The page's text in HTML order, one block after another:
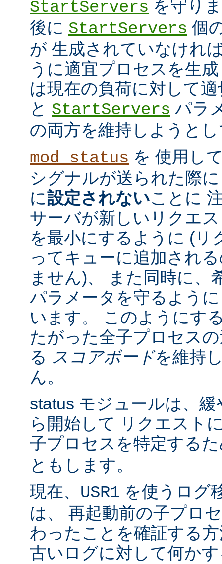
StartServers を守り
後に StartServers 個
が 生成されていなけれ
うに適宜プロセスを生
は現在の負荷に対して
と StartServers パラ
の両方を維持しようと
mod_status を 使用し
シグナルが送られた際
に設定されないことに
サーバが新しいリクエ
を最小にするように (リ
ってキューに追加され
ません)、 また同時に、
パラメータを守るよう
います。 このようにす
たがった全子プロセス
る スコアボードを維持
ん。
status モジュールは、
ら開始して リクエスト
子プロセスを特定する
ともします。
現在、 USR1 を使うログ
は、 再起動前の子プロ
わったことを確証する
古いログに対して何か